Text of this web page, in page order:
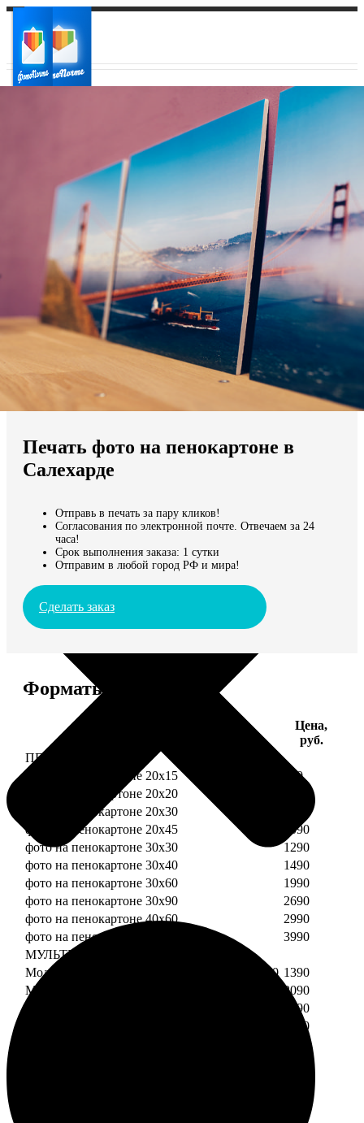
Ваш регион доставки
Выберите из списка:
Мы доставляем по всему миру
Продолжить без города
Печать фото на пенокартоне в
Салехарде
Отправь в печать за пару кликов!
Согласования по электронной почте. Отвечаем за 24
часа!
Срок выполнения заказа: 1 сутки
Отправим в любой город РФ и мира!
Сделать заказ
Форматы и цены
Цена,
руб.
ПЕНОКАРТОН
фото на пенокартоне 20х15
690
фото на пенокартоне 20х20
фото на пенокартоне 20х30
фото на пенокартоне 20х45
1090
фото на пенокартоне 30х30
1290
фото на пенокартоне 30х40
1490
фото на пенокартоне 30х60
1990
фото на пенокартоне 30х90
2690
фото на пенокартоне 40х60
2990
фото на пенокартоне 50х70
3990
МУЛЬТИПЕНОКАРТОН
Модульный пенокартон из двух частей 20х20 1390
Модульный пенокартон из трех частей 20х20
2090
1590
2390
2990